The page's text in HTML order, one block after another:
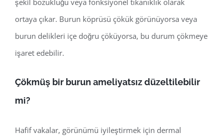
ortaya çıkar. Burun köprüsü çökük görünüyorsa veya
burun delikleri içe doğru çöküyorsa, bu durum çökmeye
işaret edebilir.
Çökmüş bir burun ameliyatsız düzeltilebilir
mi?
Hafif vakalar, görünümü iyileştirmek için dermal